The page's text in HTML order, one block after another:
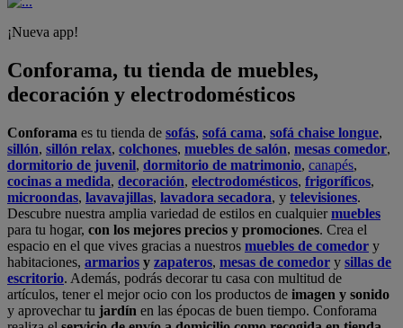
¡Nueva app!
Conforama, tu tienda de muebles,
decoración y electrodomésticos
Conforama es tu tienda de sofás, sofá cama, sofá chaise longue,
sillón, sillón relax, colchones, muebles de salón, mesas comedor,
dormitorio de juvenil, dormitorio de matrimonio, canapés,
cocinas a medida, decoración, electrodomésticos, frigoríficos,
microondas, lavavajillas, lavadora secadora, y televisiones.
Descubre nuestra amplia variedad de estilos en cualquiermuebles
para tu hogar, con los mejores precios y promociones. Crea el
espacio en el que vives gracias a nuestros muebles de comedor y
habitaciones, armarios y zapateros, mesas de comedor y sillas de
escritorio. Además, podrás decorar tu casa con multitud de
artículos, tener el mejor ocio con los productos de imagen y sonido
y aprovechar tu jardín en las épocas de buen tiempo. Conforama